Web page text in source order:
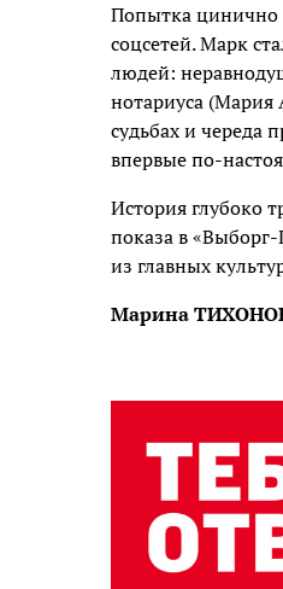
Попытка цинично
соцсетей. Марк
людей:
нотариуса (Мария
судьбах и череда
впервые по-
История глубоко
показа в
из главных
Марина